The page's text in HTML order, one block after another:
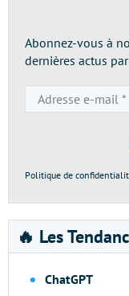
Abonnez-vous à
dernières actus
Politique de
🔥 Les
ChatGPT